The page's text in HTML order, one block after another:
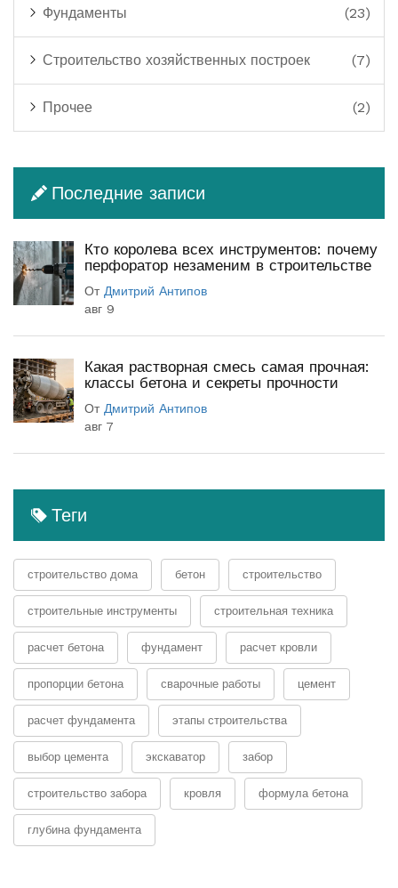
Фундаменты (23)
Строительство хозяйственных построек (7)
Прочее (2)
Последние записи
Кто королева всех инструментов: почему
перфоратор незаменим в строительстве
От Дмитрий Антипов
авг 9
Какая растворная смесь самая прочная:
классы бетона и секреты прочности
От Дмитрий Антипов
авг 7
Теги
строительство дома бетон строительство
строительные инструменты строительная техника
расчет бетона фундамент расчет кровли
пропорции бетона сварочные работы цемент
расчет фундамента этапы строительства
выбор цемента экскаватор забор
строительство забора кровля формула бетона
глубина фундамента